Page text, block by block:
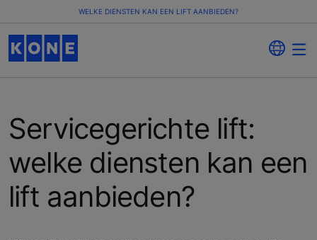
WELKE DIENSTEN KAN EEN LIFT AANBIEDEN?
Servicegerichte lift:
welke diensten kan een
lift aanbieden?